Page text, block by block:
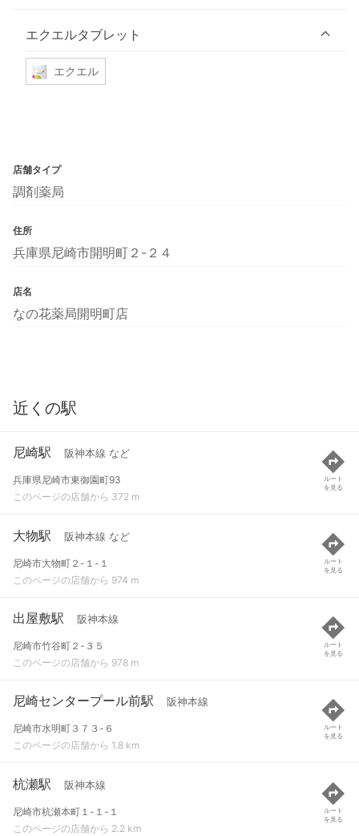
エクエルタブレット
エクエル
店舗タイプ
調剤薬局
住所
兵庫県尼崎市開明町２-２４
店名
なの花薬局開明町店
近くの駅
尼崎駅 阪神本線 など
兵庫県尼崎市東御園町93
このページの店舗から 372 m
ルート
を見る
大物駅 阪神本線 など
尼崎市大物町２-１-１
このページの店舗から 974 m
ルート
を見る
出屋敷駅 阪神本線
尼崎市竹谷町２-３５
このページの店舗から 978 m
ルート
を見る
尼崎センタープール前駅 阪神本線
尼崎市水明町３７３-６
このページの店舗から 1.8 km
ルート
を見る
杭瀬駅 阪神本線
尼崎市杭瀬本町１-１-１
このページの店舗から 2.2 km
ルート
を見る